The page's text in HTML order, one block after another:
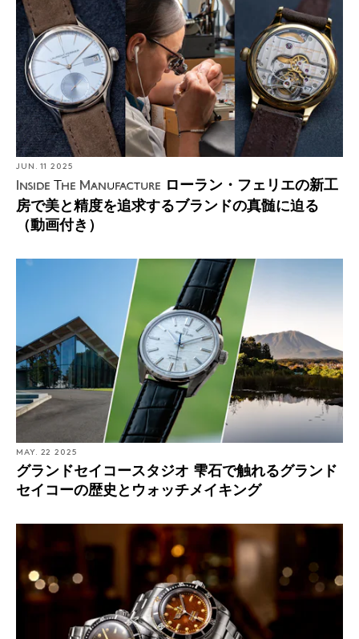
JUN. 11 2025
Inside The Manufacture ローラン・フェリエの新工
房で美と精度を追求するブランドの真髄に迫る
（動画付き）
MAY. 22 2025
グランドセイコースタジオ 雫石で触れるグランド
セイコーの歴史とウォッチメイキング